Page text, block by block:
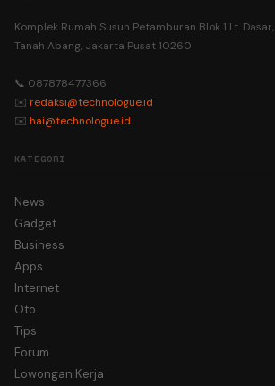
Komplek Rumah Susun Petamburan Blok 1 Lt. Dasar,
Tanah Abang, Jakarta Pusat 10260
📞 087878477366
✉️ redaksi@technologue.id
✉️ hai@technologue.id
KATEGORI
News
Gadget
Business
Apps
Internet
Oto
Tips
Forum
Lowongan Kerja